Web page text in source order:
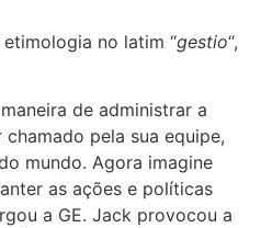
no latim “gestio“,
de administrar a
pela sua equipe,
mundo. Agora imagine
as ações e políticas
a GE. Jack provocou a